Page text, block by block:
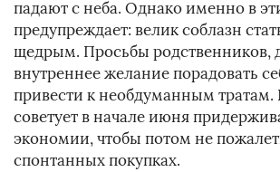
падают с неба. Однако именно в
предупреждает: велик соблазн
щедрым. Просьбы родственников,
внутреннее желание порадовать
привести к необдуманным тратам.
советует в начале июня
экономии, чтобы потом не
спонтанных покупках.